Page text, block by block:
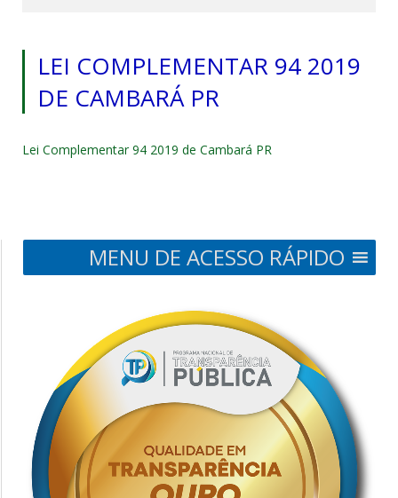
LEI COMPLEMENTAR 94 2019
DE CAMBARÁ PR
Lei Complementar 94 2019 de Cambará PR
MENU DE ACESSO RÁPIDO